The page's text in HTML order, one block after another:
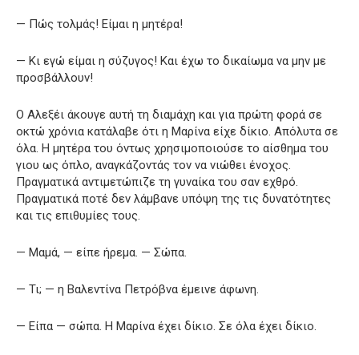
— Πώς τολμάς! Είμαι η μητέρα!
— Κι εγώ είμαι η σύζυγος! Και έχω το δικαίωμα να μην με
προσβάλλουν!
Ο Αλεξέι άκουγε αυτή τη διαμάχη και για πρώτη φορά σε
οκτώ χρόνια κατάλαβε ότι η Μαρίνα είχε δίκιο. Απόλυτα σε
όλα. Η μητέρα του όντως χρησιμοποιούσε το αίσθημα του
γιου ως όπλο, αναγκάζοντάς τον να νιώθει ένοχος.
Πραγματικά αντιμετώπιζε τη γυναίκα του σαν εχθρό.
Πραγματικά ποτέ δεν λάμβανε υπόψη της τις δυνατότητες
και τις επιθυμίες τους.
— Μαμά, — είπε ήρεμα. — Σώπα.
— Τι; — η Βαλεντίνα Πετρόβνα έμεινε άφωνη.
— Είπα — σώπα. Η Μαρίνα έχει δίκιο. Σε όλα έχει δίκιο.